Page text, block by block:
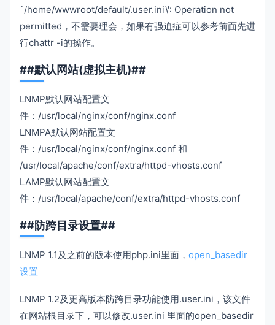
`/home/wwwroot/default/.user.ini\': Operation not
permitted，不需要理会，如果有强迫症可以参考前面先进
行chattr -i的操作。
##默认网站(虚拟主机)##
LNMP默认网站配置文
件：/usr/local/nginx/conf/nginx.conf
LNMPA默认网站配置文
件：/usr/local/nginx/conf/nginx.conf 和
/usr/local/apache/conf/extra/httpd-vhosts.conf
LAMP默认网站配置文
件：/usr/local/apache/conf/extra/httpd-vhosts.conf
##防跨目录设置##
LNMP 1.1及之前的版本使用php.ini里面， open_basedir
设置
LNMP 1.2及更高版本防跨目录功能使用.user.ini，该文件
在网站根目录下，可以修改.user.ini 里面的open_basedir